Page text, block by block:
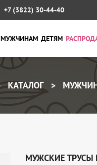
+7 (3822) 30-44-40
МУЖЧИНАМ ДЕТЯМ
КАТАЛОГ
МУЖСКИЕ